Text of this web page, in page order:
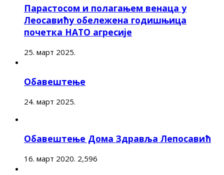
Парастосом и полагањем венаца у
Леосавићу обележена годишњица
почетка НАТО агресије
25. март 2025.
Обавештење
24. март 2025.
Обавештење Дома Здравља Лепосавић
16. март 2020. 2,596